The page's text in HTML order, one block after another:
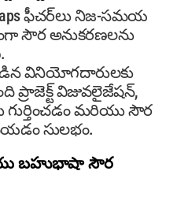
Maps ఫీచర్‌లు నిజ-సమయ
సౌర అనుకరణలను
వినియోగదారులకు
ప్రాజెక్ట్ విజువలైజేషన్,
గుర్తించడం మరియు సౌర
సులభం.
బహుభాషా సౌర